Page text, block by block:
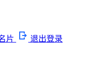
片 退出登录